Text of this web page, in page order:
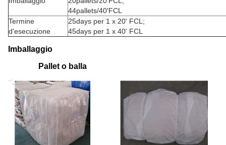
44pallets/40'FCL
Termine
d'esecuzione
25days per 1 x 20' FCL;
45days per 1 x 40' FCL
Imballaggio
Pallet o balla